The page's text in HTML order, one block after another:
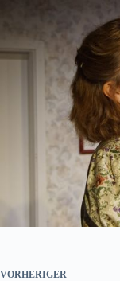
VORHERIGER